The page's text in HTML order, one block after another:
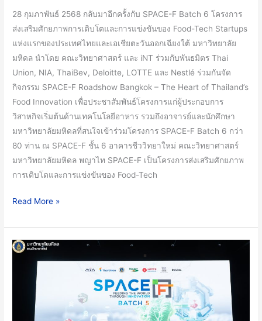
28 กุมภาพันธ์ 2568 กลับมาอีกครั้งกับ SPACE-F Batch 6 โครงการ
ส่งเสริมศักยภาพการเติบโตและการแข่งขันของ Food-Tech Startups
แห่งแรกของประเทศไทยและเอเชียตะวันออกเฉียงใต้ มหาวิทยาลัย
มหิดล นำโดย คณะวิทยาศาสตร์ และ iNT ร่วมกับพันธมิตร Thai
Union, NIA, ThaiBev, Deloitte, LOTTE และ Nestlé ร่วมกันจัด
กิจกรรม SPACE-F Roadshow Bangkok – The Heart of Thailand’s
Food Innovation เพื่อประชาสัมพันธ์โครงการแก่ผู้ประกอบการ
วิสาหกิจเริ่มต้นด้านเทคโนโลยีอาหาร รวมถึงอาจารย์และนักศึกษา
มหาวิทยาลัยมหิดลที่สนใจเข้าร่วมโครงการ SPACE-F Batch 6 กว่า
80 ท่าน ณ SPACE-F ชั้น 6 อาคารชีววิทยาใหม่ คณะวิทยาศาสตร์
มหาวิทยาลัยมหิดล พญาไท SPACE-F เป็นโครงการส่งเสริมศักยภาพ
การเติบโตและการแข่งขันของ Food-Tech
SPACE-
Roadshow
Innovation
F
ชวน
สตาร์ท
อัพ
โครงการ
SPACE-
Read More »
คณะ
ม.มหิดล